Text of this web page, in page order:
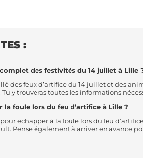
:
des festivités du 14 juillet à Lille ?
des feux d’artifice du 14 juillet et des
y trouveras toutes les informations
foule lors du feu d’artifice à Lille ?
échapper à la foule lors du feu
Pense également à arriver en avance